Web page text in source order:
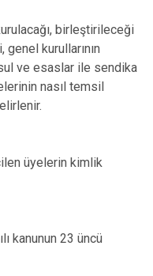
birleştirileceği
kurullarının
ve esaslar ile sendika
nasıl temsil
üyelerin kimlik
kanunun 23 üncü